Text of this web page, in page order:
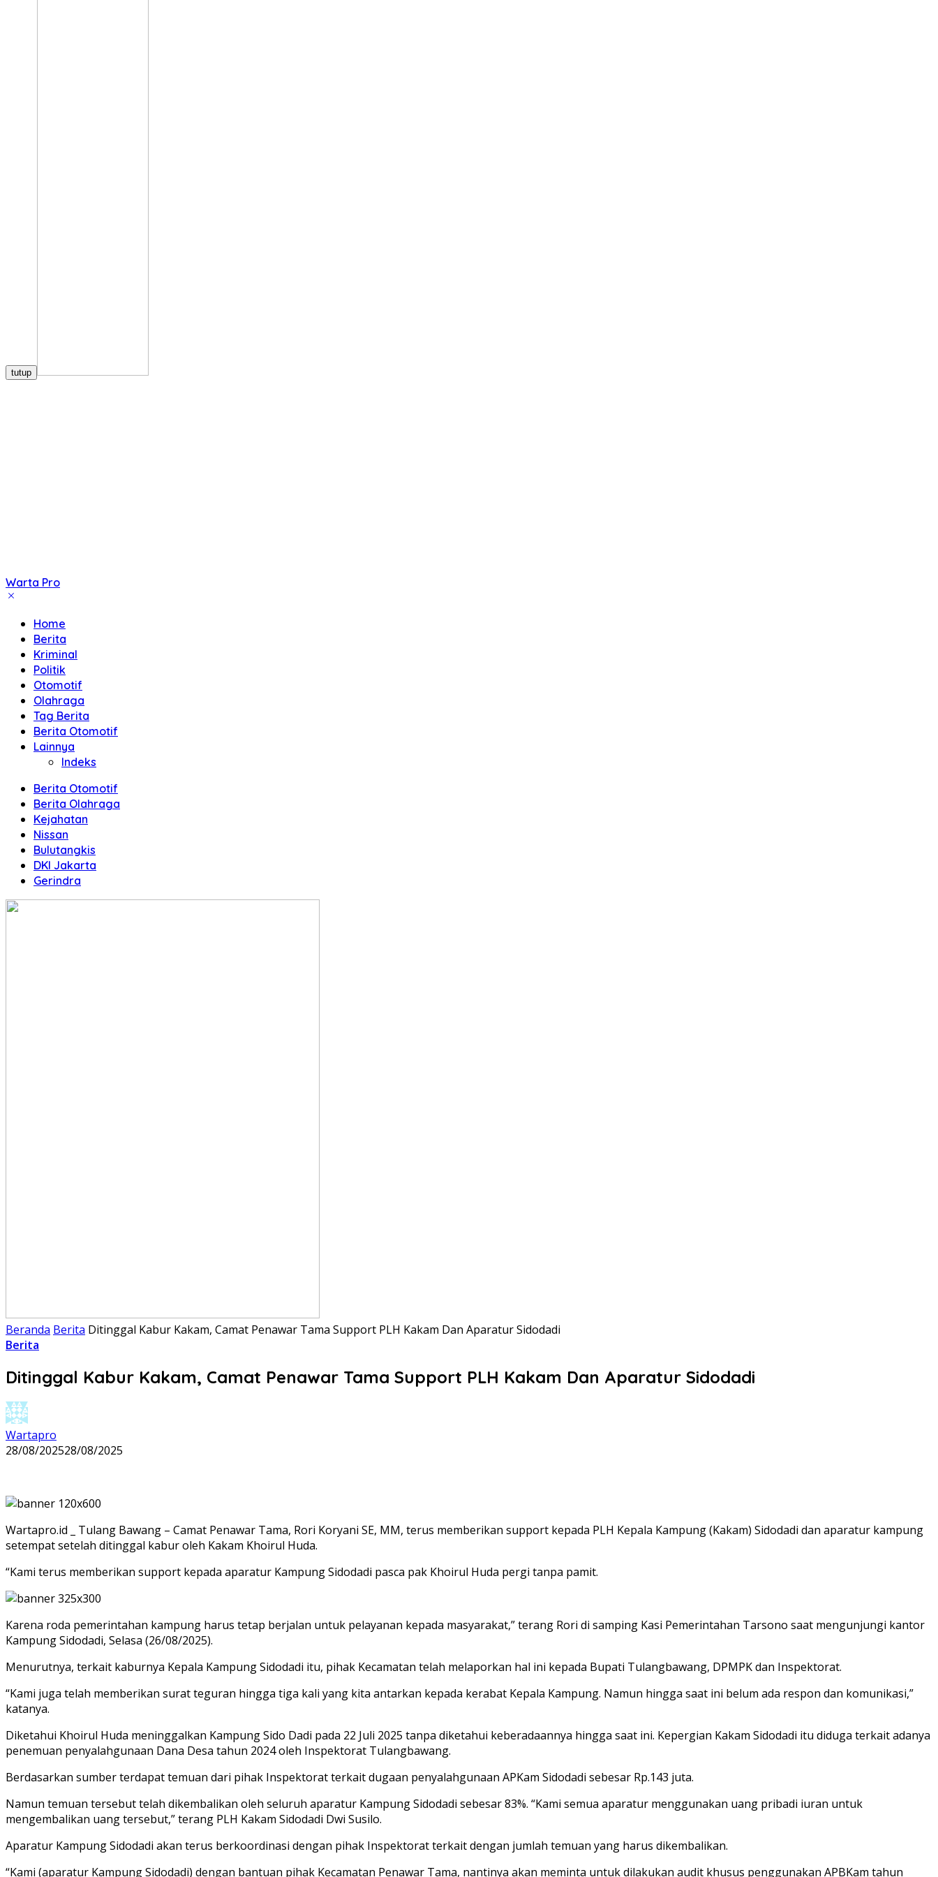
tutup
Warta Pro
Akurat
Terpercaya
Home
Berita
Kriminal
Politik
Otomotif
Olahraga
Tag Berita
Berita Otomotif
Lainnya
Indeks
Berita Otomotif
Berita Olahraga
Kejahatan
Nissan
Bulutangkis
DKI Jakarta
Gerindra
Beranda Berita Ditinggal Kabur Kakam, Camat Penawar Tama Support PLH Kakam Dan Aparatur Sidodadi
Berita
Ditinggal Kabur Kakam, Camat Penawar Tama Support PLH Kakam Dan Aparatur Sidodadi
Wartapro
28/08/202528/08/2025
Wartapro.id _ Tulang Bawang – Camat Penawar Tama, Rori Koryani SE, MM, terus memberikan support kepada PLH Kepala Kampung (Kakam) Sidodadi dan aparatur kampung
setempat setelah ditinggal kabur oleh Kakam Khoirul Huda.
“Kami terus memberikan support kepada aparatur Kampung Sidodadi pasca pak Khoirul Huda pergi tanpa pamit.
Karena roda pemerintahan kampung harus tetap berjalan untuk pelayanan kepada masyarakat,” terang Rori di samping Kasi Pemerintahan Tarsono saat mengunjungi kantor
Kampung Sidodadi, Selasa (26/08/2025).
Menurutnya, terkait kaburnya Kepala Kampung Sidodadi itu, pihak Kecamatan telah melaporkan hal ini kepada Bupati Tulangbawang, DPMPK dan Inspektorat.
“Kami juga telah memberikan surat teguran hingga tiga kali yang kita antarkan kepada kerabat Kepala Kampung. Namun hingga saat ini belum ada respon dan komunikasi,”
katanya.
Diketahui Khoirul Huda meninggalkan Kampung Sido Dadi pada 22 Juli 2025 tanpa diketahui keberadaannya hingga saat ini. Kepergian Kakam Sidodadi itu diduga terkait adanya
penemuan penyalahgunaan Dana Desa tahun 2024 oleh Inspektorat Tulangbawang.
Berdasarkan sumber terdapat temuan dari pihak Inspektorat terkait dugaan penyalahgunaan APKam Sidodadi sebesar Rp.143 juta.
Namun temuan tersebut telah dikembalikan oleh seluruh aparatur Kampung Sidodadi sebesar 83%. “Kami semua aparatur menggunakan uang pribadi iuran untuk
mengembalikan uang tersebut,” terang PLH Kakam Sidodadi Dwi Susilo.
Aparatur Kampung Sidodadi akan terus berkoordinasi dengan pihak Inspektorat terkait dengan jumlah temuan yang harus dikembalikan.
“Kami (aparatur Kampung Sidodadi) dengan bantuan pihak Kecamatan Penawar Tama, nantinya akan meminta untuk dilakukan audit khusus penggunakan APBKam tahun